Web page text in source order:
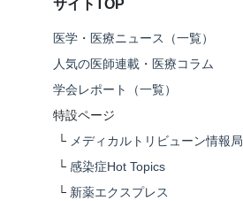
サイトTOP
医学・医療ニュース（一覧）
人気の医師連載・医療コラム
学会レポート（一覧）
特設ページ
└ メディカルトリビューン情報局
└ 感染症Hot Topics
└ 新薬エクスプレス